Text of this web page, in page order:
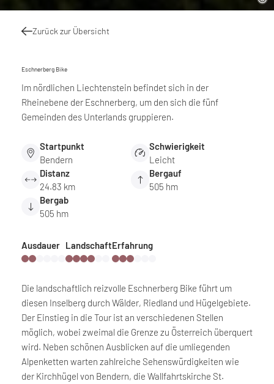
Zurück zur Übersicht
Eschnerberg Bike
Im nördlichen Liechtenstein befindet sich in der
Rheinebene der Eschnerberg, um den sich die fünf
Gemeinden des Unterlands gruppieren.
Startpunkt
Bendern
Schwierigkeit
Leicht
Distanz
24.83 km
Bergauf
505 hm
Bergab
505 hm
Ausdauer LandschaftErfahrung
Die landschaftlich reizvolle Eschnerberg Bike führt um
diesen Inselberg durch Wälder, Riedland und Hügelgebiete.
Der Einstieg in die Tour ist an verschiedenen Stellen
möglich, wobei zweimal die Grenze zu Österreich überquert
wird. Neben schönen Ausblicken auf die umliegenden
Alpenketten warten zahlreiche Sehenswürdigkeiten wie
der Kirchhügel von Bendern, die Wallfahrtskirche St.